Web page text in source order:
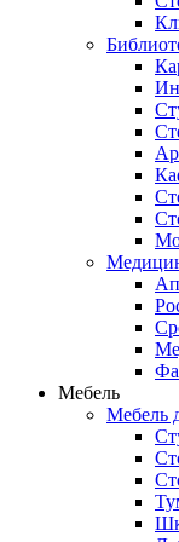
Мебель
Мебель